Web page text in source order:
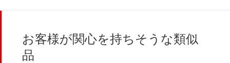
お客様が関心を持ちそうな類似
品